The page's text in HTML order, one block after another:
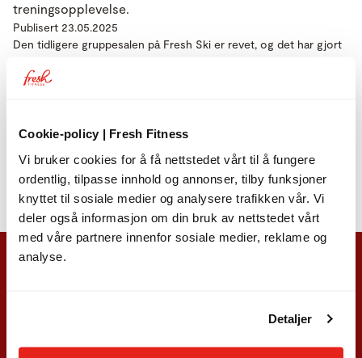
Cookie-policy | Fresh Fitness
Vi bruker cookies for å få nettstedet vårt til å fungere
ordentlig, tilpasse innhold og annonser, tilby funksjoner
knyttet til sosiale medier og analysere trafikken vår. Vi
deler også informasjon om din bruk av nettstedet vårt
med våre partnere innenfor sosiale medier, reklame og
analyse.
Detaljer
treningsopplevelse.
Publisert 23.05.2025
Den tidligere gruppesalen på Fresh Ski er revet, og det har gjort
av utstyr. Nå har vi et flunkende nytt område med splitter nye
Velkommen til etReFreshed Ski – vi lover at det er verdt
ventingen 🔥